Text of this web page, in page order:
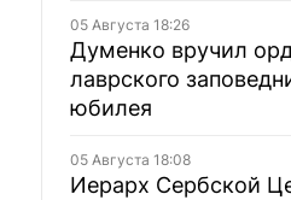
05 Августа 18:26
Думенко вручил
лаврского
юбилея
05 Августа 18:08
Иерарх Сербской